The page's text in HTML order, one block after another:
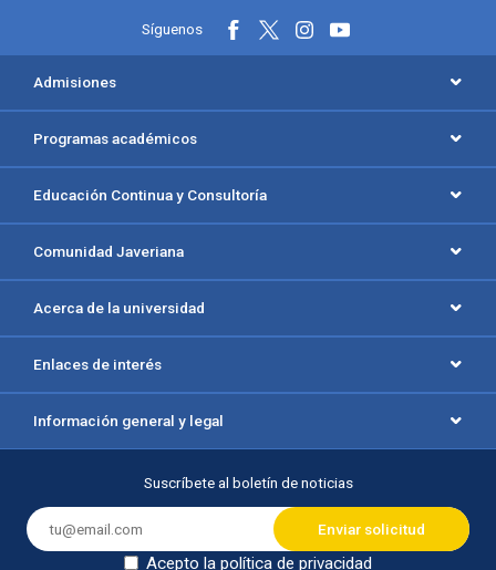
Síguenos
Admisiones
Programas académicos
Educación Continua y Consultoría
Comunidad Javeriana
Acerca de la universidad
Enlaces de interés
Información general y legal
Suscríbete al boletín de noticias
Acepto la política de privacidad